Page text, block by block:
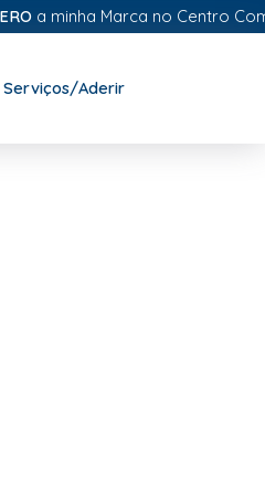
Marca no Centro
Serviços/Aderir